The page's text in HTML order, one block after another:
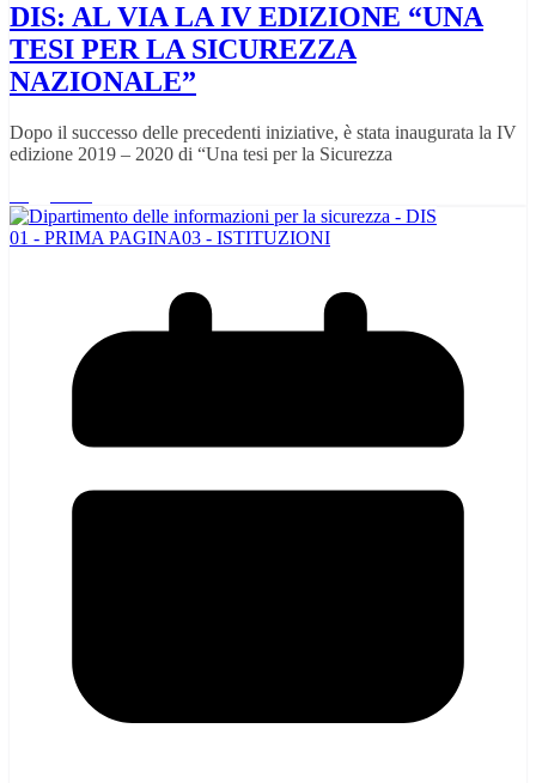
DIS: AL VIA LA IV EDIZIONE “UNA
TESI PER LA SICUREZZA
NAZIONALE”
Dopo il successo delle precedenti iniziative, è stata inaugurata la IV
edizione 2019 – 2020 di “Una tesi per la Sicurezza
01 - PRIMA PAGINA03 - ISTITUZIONI